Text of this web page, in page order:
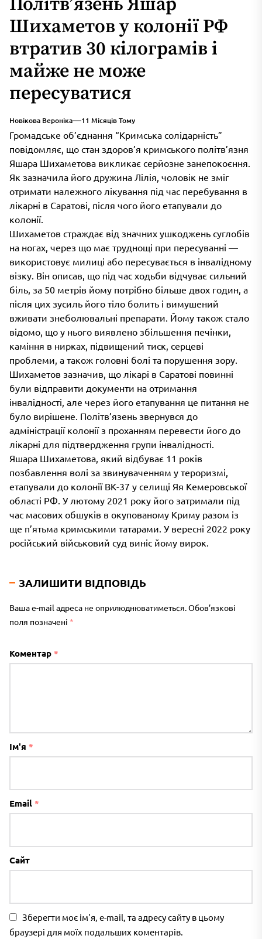
Політв’язень Яшар
Шихаметов у колонії РФ
втратив 30 кілограмів і
майже не може
пересуватися
Новікова Вероніка 11 Місяців Тому
Громадське об’єднання “Кримська солідарність”
повідомляє, що стан здоров’я кримського політв’язня
Яшара Шихаметова викликає серйозне занепокоєння.
Як зазначила його дружина Лілія, чоловік не зміг
отримати належного лікування під час перебування в
лікарні в Саратові, після чого його етапували до
колонії.
Шихаметов страждає від значних ушкоджень суглобів
на ногах, через що має труднощі при пересуванні —
використовує милиці або пересувається в інвалідному
візку. Він описав, що під час ходьби відчуває сильний
біль, за 50 метрів йому потрібно більше двох годин, а
після цих зусиль його тіло болить і вимушений
вживати знеболювальні препарати. Йому також стало
відомо, що у нього виявлено збільшення печінки,
каміння в нирках, підвищений тиск, серцеві
проблеми, а також головні болі та порушення зору.
Шихаметов зазначив, що лікарі в Саратові повинні
були відправити документи на отримання
інвалідності, але через його етапування це питання не
було вирішене. Політв’язень звернувся до
адміністрації колонії з проханням перевести його до
лікарні для підтвердження групи інвалідності.
Яшара Шихаметова, який відбуває 11 років
позбавлення волі за звинуваченням у тероризмі,
етапували до колонії ВК-37 у селищі Яя Кемеровської
області РФ. У лютому 2021 року його затримали під
час масових обшуків в окупованому Криму разом із
ще п’ятьма кримськими татарами. У вересні 2022 року
російський військовий суд виніс йому вирок.
ЗАЛИШИТИ ВІДПОВІДЬ
Ваша e-mail адреса не оприлюднюватиметься.Обов’язкові
поля позначені *
Коментар *
Ім'я *
Email *
Сайт
Зберегти моє ім'я, e-mail, та адресу сайту в цьому
браузері для моїх подальших коментарів.